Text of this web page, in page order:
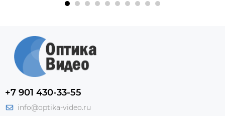
+7 901 430-33-55
info@optika-video.ru